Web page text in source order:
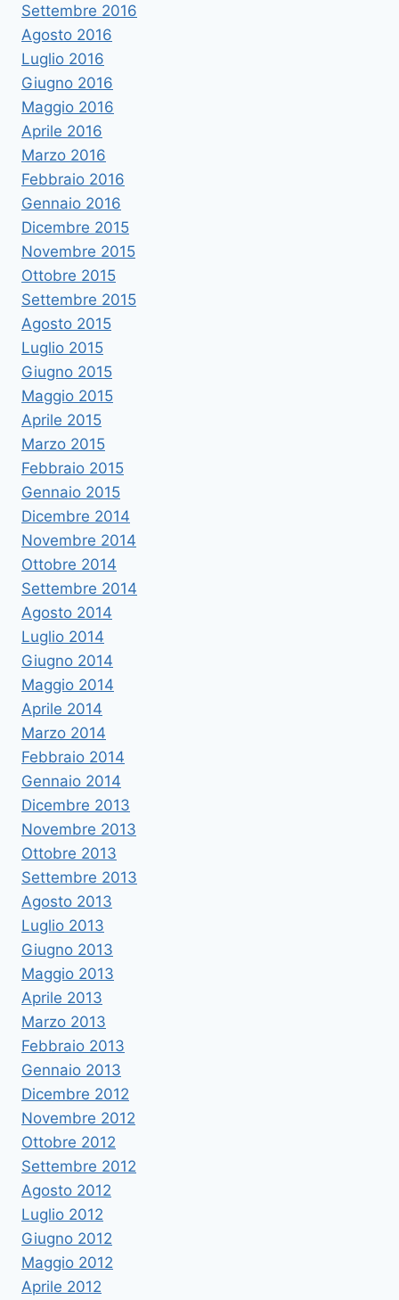
Settembre 2016
Agosto 2016
Luglio 2016
Giugno 2016
Maggio 2016
Aprile 2016
Marzo 2016
Febbraio 2016
Gennaio 2016
Dicembre 2015
Novembre 2015
Ottobre 2015
Settembre 2015
Agosto 2015
Luglio 2015
Giugno 2015
Maggio 2015
Aprile 2015
Marzo 2015
Febbraio 2015
Gennaio 2015
Dicembre 2014
Novembre 2014
Ottobre 2014
Settembre 2014
Agosto 2014
Luglio 2014
Giugno 2014
Maggio 2014
Aprile 2014
Marzo 2014
Febbraio 2014
Gennaio 2014
Dicembre 2013
Novembre 2013
Ottobre 2013
Settembre 2013
Agosto 2013
Luglio 2013
Giugno 2013
Maggio 2013
Aprile 2013
Marzo 2013
Febbraio 2013
Gennaio 2013
Dicembre 2012
Novembre 2012
Ottobre 2012
Settembre 2012
Agosto 2012
Luglio 2012
Giugno 2012
Maggio 2012
Aprile 2012